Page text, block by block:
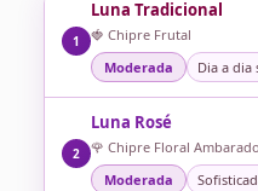
1
Luna Tradicional
🍓 Chipre Frutal
Moderada
Dia a dia
2
Luna Rosé
🌹 Chipre Floral Ambarado
Moderada